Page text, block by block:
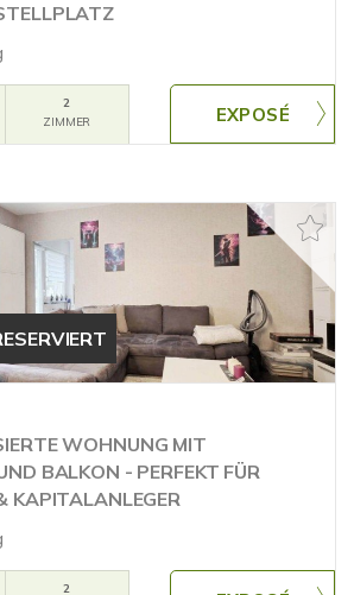
2
ZIMMER
WOHNUNG MIT
BALKON - PERFEKT FÜR
KAPITALANLEGER
2